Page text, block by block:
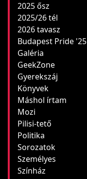
2025 ősz
2025/26 tél
2026 tavasz
Budapest Pride '25
Galéria
GeekZone
Gyerekszáj
Könyvek
Máshol írtam
Mozi
Pilisi-tető
Politika
Sorozatok
Személyes
Színház